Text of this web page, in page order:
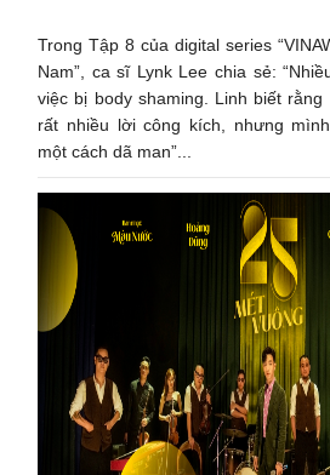
Trong Tập 8 của digital series
Nam”, ca sĩ Lynk Lee chia sẻ:
việc bị body shaming. Linh biết
rất nhiều lời công kích, nhưng
một cách dã man”...